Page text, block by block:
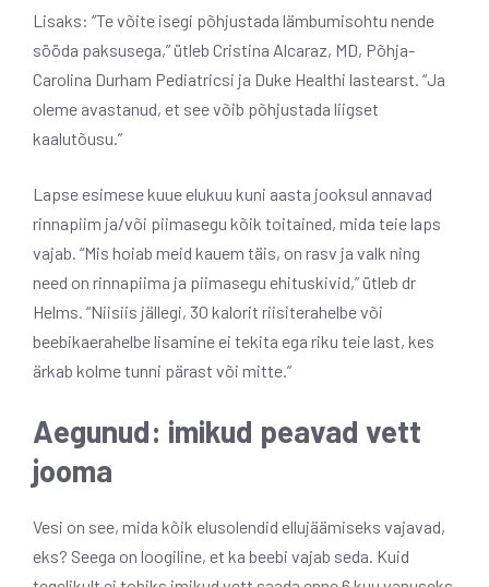
Lisaks: “Te võite isegi põhjustada lämbumisohtu nende
sööda paksusega,” ütleb Cristina Alcaraz, MD, Põhja-
Carolina Durham Pediatricsi ja Duke Healthi lastearst. “Ja
oleme avastanud, et see võib põhjustada liigset
kaalutõusu.”
Lapse esimese kuue elukuu kuni aasta jooksul annavad
rinnapiim ja/või piimasegu kõik toitained, mida teie laps
vajab. “Mis hoiab meid kauem täis, on rasv ja valk ning
need on rinnapiima ja piimasegu ehituskivid,” ütleb dr
Helms. “Niisiis jällegi, 30 kalorit riisiterahelbe või
beebikaerahelbe lisamine ei tekita ega riku teie last, kes
ärkab kolme tunni pärast või mitte.”
Aegunud: imikud peavad vett
jooma
Vesi on see, mida kõik elusolendid ellujäämiseks vajavad,
eks? Seega on loogiline, et ka beebi vajab seda. Kuid